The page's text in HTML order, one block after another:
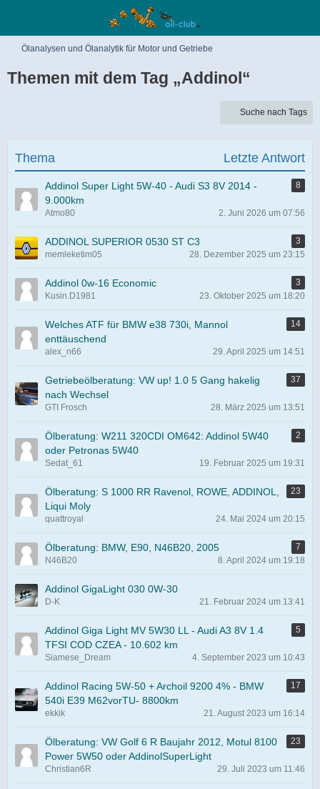
Ölanalysen und Ölanalytik für Motor und Getriebe
Themen mit dem Tag „Addinol“
Suche nach Tags
Thema Letzte Antwort
Addinol Super Light 5W-40 - Audi S3 8V 2014 -
9.000km
8
Atmo80 2. Juni 2026 um 07:56
ADDINOL SUPERIOR 0530 ST C3
3
memleketim05
28. Dezember 2025 um 23:15
Addinol 0w-16 Economic
3
Kusin.D1981
23. Oktober 2025 um 18:20
Welches ATF für BMW e38 730i, Mannol
enttäuschend
14
alex_n66 29. April 2025 um 14:51
Getriebeölberatung: VW up! 1.0 5 Gang hakelig
nach Wechsel
37
GTI Frosch 28. März 2025 um 13:51
Ölberatung: W211 320CDI OM642: Addinol 5W40
oder Petronas 5W40
2
Sedat_61 19. Februar 2025 um 19:31
Ölberatung: S 1000 RR Ravenol, ROWE, ADDINOL,
Liqui Moly
23
quattroyal 24. Mai 2024 um 20:15
Ölberatung: BMW, E90, N46B20, 2005
7
N46B20
8. April 2024 um 19:18
Addinol GigaLight 030 0W-30
D-K 21. Februar 2024 um 13:41
Addinol Giga Light MV 5W30 LL - Audi A3 8V 1.4
TFSI COD CZEA - 10.602 km
5
Siamese_Dream 4. September 2023 um 10:43
Addinol Racing 5W-50 + Archoil 9200 4% - BMW
540i E39 M62vorTU- 8800km
17
ekkik 21. August 2023 um 16:14
Ölberatung: VW Golf 6 R Baujahr 2012, Motul 8100
Power 5W50 oder AddinolSuperLight
23
Christian6R 29. Juli 2023 um 11:46